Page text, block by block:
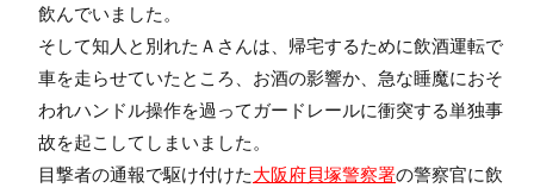
飲んでいました。
そして知人と別れたＡさんは、帰宅するために飲酒運転で
車を走らせていたところ、お酒の影響か、急な睡魔におそ
われハンドル操作を過ってガードレールに衝突する単独事
故を起こしてしまいました。
目撃者の通報で駆け付けた大阪府貝塚警察署の警察官に飲